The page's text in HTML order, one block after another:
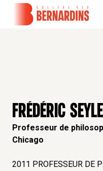
FRÉDÉRIC
Professeur de
Chicago
2011 PROFESSEUR DE